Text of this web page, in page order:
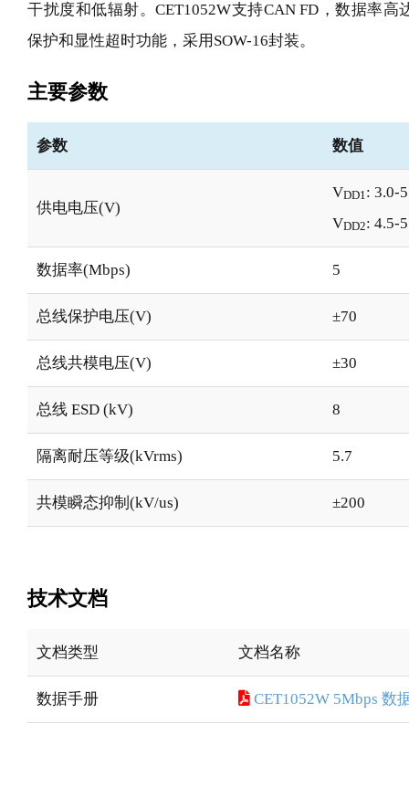
干扰度和低辐射。CET1052W支持CAN FD，数据率高
保护和显性超时功能，采用SOW-16封装。
主要参数
参数 数值
供电电压(V)
VDD1: 3.0-
VDD2: 4.5-
数据率(Mbps) 5
总线保护电压(V) ±70
总线共模电压(V) ±30
总线 ESD (kV) 8
隔离耐压等级(kVrms) 5.7
共模瞬态抑制(kV/us) ±200
技术文档
文档类型 文档名称
数据手册 CET1052W 5Mbps 数